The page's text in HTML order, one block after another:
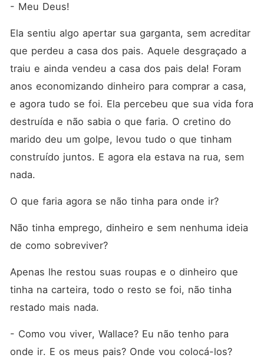
- Meu Deus!
Ela sentiu algo apertar sua garganta, sem acreditar
que perdeu a casa dos pais. Aquele desgraçado a
traiu e ainda vendeu a casa dos pais dela! Foram
anos economizando dinheiro para comprar a casa,
e agora tudo se foi. Ela percebeu que sua vida fora
destruída e não sabia o que faria. O cretino do
marido deu um golpe, levou tudo o que tinham
construído juntos. E agora ela estava na rua, sem
nada.
O que faria agora se não tinha para onde ir?
Não tinha emprego, dinheiro e sem nenhuma ideia
de como sobreviver?
Apenas lhe restou suas roupas e o dinheiro que
tinha na carteira, todo o resto se foi, não tinha
restado mais nada.
- Como vou viver, Wallace? Eu não tenho para
onde ir. E os meus pais? Onde vou colocá-los?